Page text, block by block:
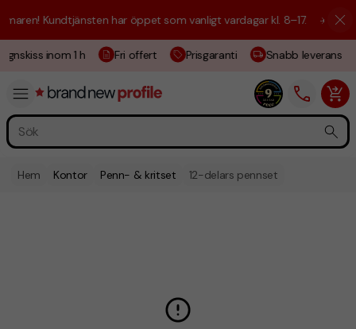
Kundtjänsten har öppet som vanligt vardagar kl. 8–17. ☀️ Vi är
inom 1 h Fri offert Prisgaranti Snabb leverans
Hem Kontor Penn- & kritset 12-delars pennset